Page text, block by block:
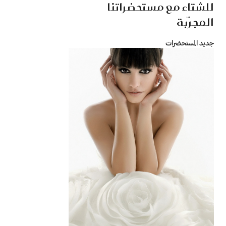
للشتاء مع مستحضراتنا
المجرّبة
جديد المستحضرات